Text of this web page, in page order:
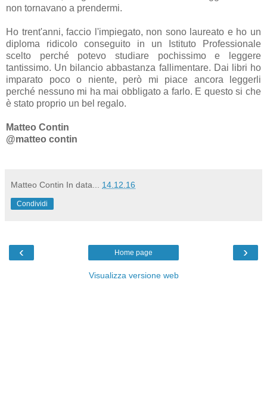
non tornavano a prendermi.
Ho trent'anni, faccio l'impiegato, non sono laureato e ho un
diploma ridicolo conseguito in un Istituto Professionale
scelto perché potevo studiare pochissimo e leggere
tantissimo. Un bilancio abbastanza fallimentare. Dai libri ho
imparato poco o niente, però mi piace ancora leggerli
perché nessuno mi ha mai obbligato a farlo. E questo si che
è stato proprio un bel regalo.
Matteo Contin
@matteo contin
Matteo Contin In data... 14.12.16
Condividi
‹ ›
Home page
Visualizza versione web